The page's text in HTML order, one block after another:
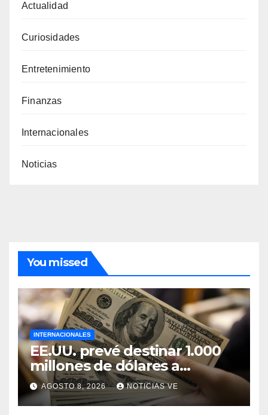
Actualidad
Curiosidades
Entretenimiento
Finanzas
Internacionales
Noticias
You missed
INTERNACIONALES
EE.UU. prevé destinar 1.000
millones de dólares a
Colombia para un paquete
de seguridad
AGOSTO 8, 2026 NOTICIAS VE